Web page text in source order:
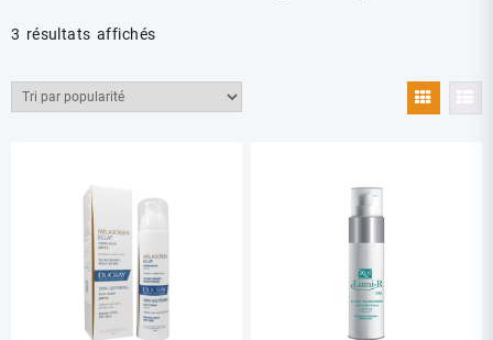
3 résultats affichésTrié
popularité